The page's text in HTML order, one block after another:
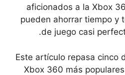
aficionados a la
pueden ahorrar
de juego casi
Este artículo repasa
Xbox 360 más